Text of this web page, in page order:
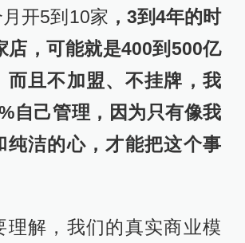
开5到10家 ，3到4年的时
店，可能就是400到500亿
而且不加盟、不挂牌，我
自己管理，因为只有像我
纯洁的心，才能把这个事
理解，我们的真实商业模